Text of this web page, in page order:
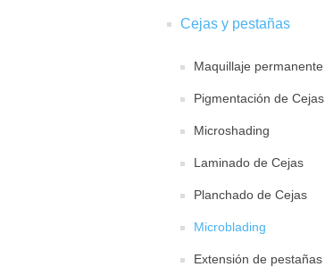
Cejas y pestañas
Maquillaje permanente
Pigmentación de Cejas
Microshading
Laminado de Cejas
Planchado de Cejas
Microblading
Extensión de pestañas